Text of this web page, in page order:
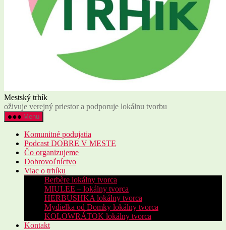
Mestský trhík
oživuje verejný priestor a podporuje lokálnu tvorbu
Menu
Komunitné podujatia
Podcast DOBRE V MESTE
Čo organizujeme
Dobrovoľníctvo
Viac o trhíku
Berbère lokálny tvorca
MIULEE – lokálny tvorca
HERBUSHKA lokálny tvorca
Mydielka od Domky lokálny tvorca
KOLOWRÁTOK lokálny tvorca
Kontakt